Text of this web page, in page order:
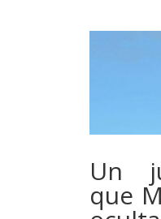
Un
que